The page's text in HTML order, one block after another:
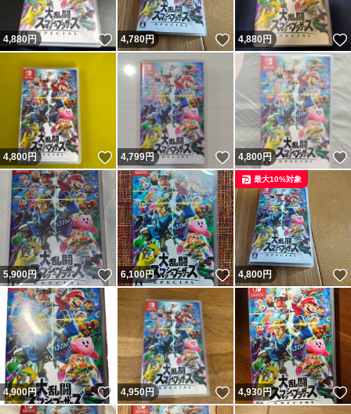
4,880円 いいね！
4,780円 いいね！
4,880円
4,800円 いいね！
4,799円 いいね！
4,800円
5,900円 いいね！
6,100円 いいね！
4,800円
最大10%対象
4,900円 いいね！
4,950円 いいね！
4,930円